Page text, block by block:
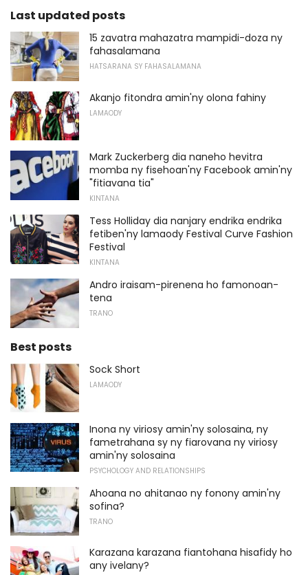
Last updated posts
15 zavatra mahazatra mampidi-doza ny
fahasalamana
HATSARANA SY FAHASALAMANA
Akanjo fitondra amin'ny olona fahiny
LAMAODY
Mark Zuckerberg dia naneho hevitra
momba ny fisehoan'ny Facebook amin'ny
"fitiavana tia"
KINTANA
Tess Holliday dia nanjary endrika endrika
fetiben'ny lamaody Festival Curve Fashion
Festival
KINTANA
Andro iraisam-pirenena ho famonoan-
tena
TRANO
Best posts
Sock Short
LAMAODY
Inona ny viriosy amin'ny solosaina, ny
fametrahana sy ny fiarovana ny viriosy
amin'ny solosaina
PSYCHOLOGY AND RELATIONSHIPS
Ahoana no ahitanao ny fonony amin'ny
sofina?
TRANO
Karazana karazana fiantohana hisafidy ho
any ivelany?